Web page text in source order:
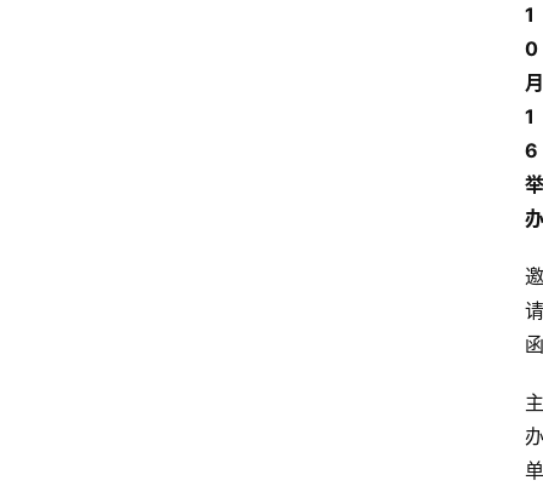
1
0
月
1
6
举
办
邀
请
函
主
办
单